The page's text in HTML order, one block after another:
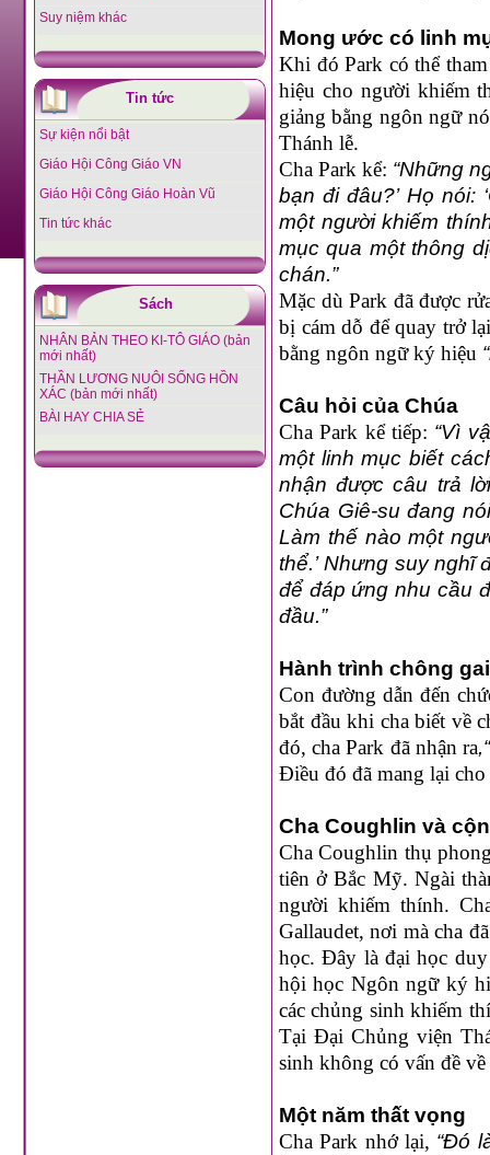
Suy niệm khác
Tin tức
Sự kiện nổi bật
Giáo Hội Công Giáo VN
Giáo Hội Công Giáo Hoàn Vũ
Tin tức khác
Sách
NHÂN BẢN THEO KI-TÔ GIÁO (bản
mới nhất)
THẦN LƯƠNG NUÔI SỐNG HỒN
XÁC (bản mới nhất)
BÀI HAY CHIA SẺ
Mong ước có linh
Khi đó Park có thể
hiệu cho người khiếm
giảng bằng ngôn ngữ
Thánh lễ.
Cha Park kể: “Những
bạn đi đâu?’ Họ nói:
một người khiếm
mục qua một thông
chán.”
Mặc dù Park đã được
bị cám dỗ để quay trở
bằng ngôn ngữ ký hiệu
Câu hỏi của Chúa
Cha Park kể tiếp: “Vì
một linh mục biết
nhận được câu trả
Chúa Giê-su đang
Làm thế nào một
thể.’ Nhưng suy nghĩ
để đáp ứng nhu cầu
đầu.”
Hành trình chông gai
Con đường dẫn đến
bắt đầu khi cha biết về
đó, cha Park đã nhận ra
Điều đó đã mang lại
Cha Coughlin và
Cha Coughlin thụ
tiên ở Bắc Mỹ. Ngài
người khiếm thính.
Gallaudet, nơi mà cha
học. Đây là đại học
hội học Ngôn ngữ ký
các chủng sinh khiếm
Tại Đại Chủng viện
sinh không có vấn đề
Một năm thất vọng
Cha Park nhớ lại, “Đó